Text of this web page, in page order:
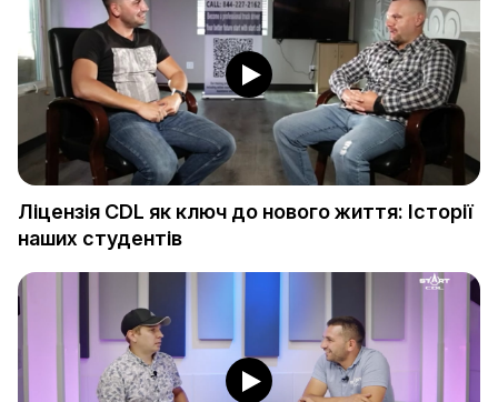
Ліцензія CDL як ключ до нового життя: Історії
наших студентів